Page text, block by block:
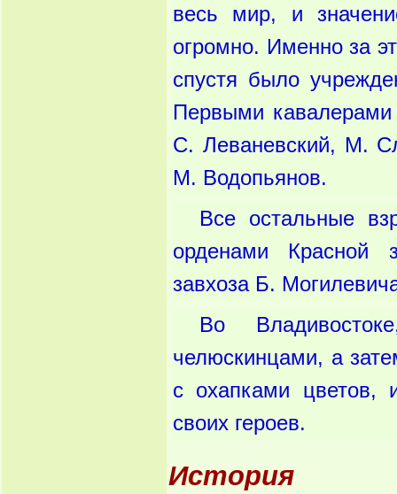
весь мир, и
огромно. Именно за
спустя было
Первыми кавалерами
С. Леваневский, М.
М. Водопьянов.
Все остальные
орденами Красной
завхоза Б.
Во
челюскинцами, а
с охапками цветов,
своих героев.
История